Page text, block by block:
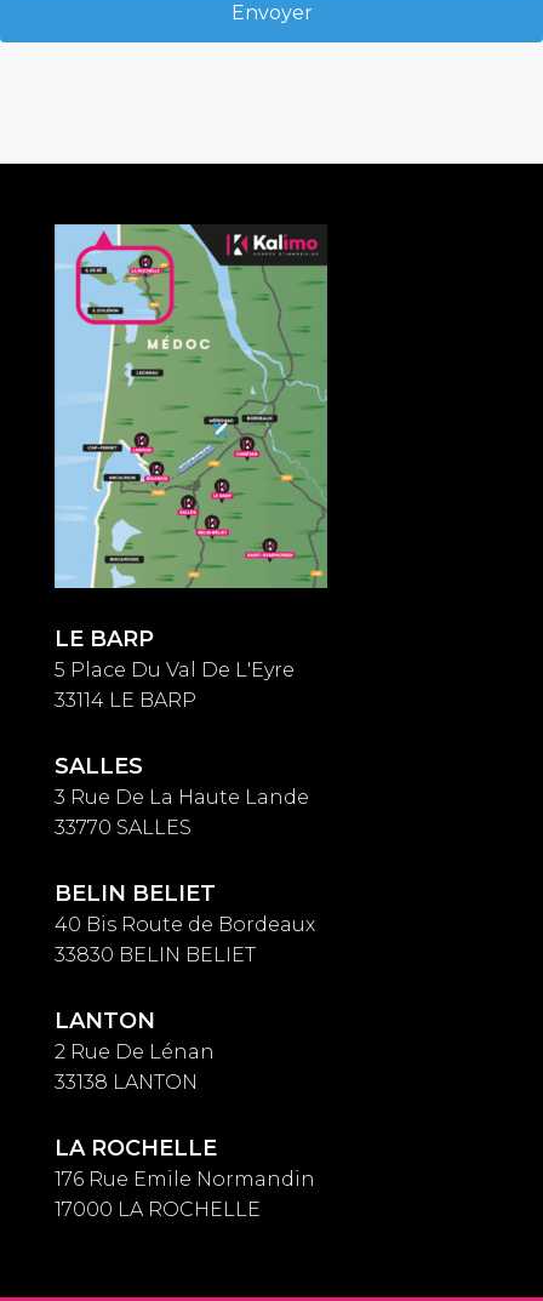
Envoyer
LE BARP
5 Place Du Val De L'Eyre
33114 LE BARP
SALLES
3 Rue De La Haute Lande
33770 SALLES
BELIN BELIET
40 Bis Route de Bordeaux
33830 BELIN BELIET
LANTON
2 Rue De Lénan
33138 LANTON
LA ROCHELLE
176 Rue Emile Normandin
17000 LA ROCHELLE